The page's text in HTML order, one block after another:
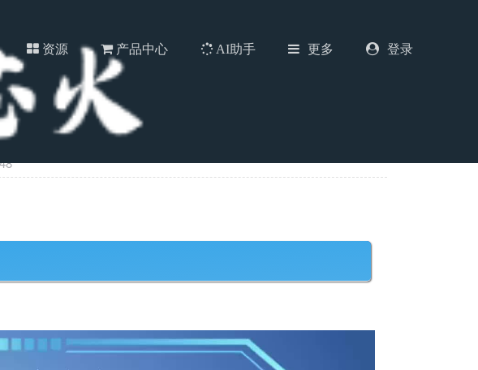
资源 产品中心 AI助手 更多 登录
验教程